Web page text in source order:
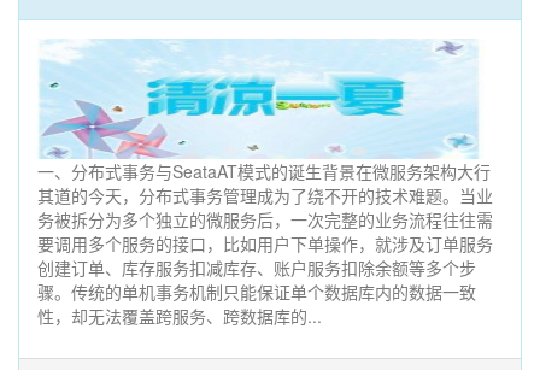
一、分布式事务与SeataAT模式的诞生背景在微服务架构大行
其道的今天，分布式事务管理成为了绕不开的技术难题。当业
务被拆分为多个独立的微服务后，一次完整的业务流程往往需
要调用多个服务的接口，比如用户下单操作，就涉及订单服务
创建订单、库存服务扣减库存、账户服务扣除余额等多个步
骤。传统的单机事务机制只能保证单个数据库内的数据一致
性，却无法覆盖跨服务、跨数据库的...